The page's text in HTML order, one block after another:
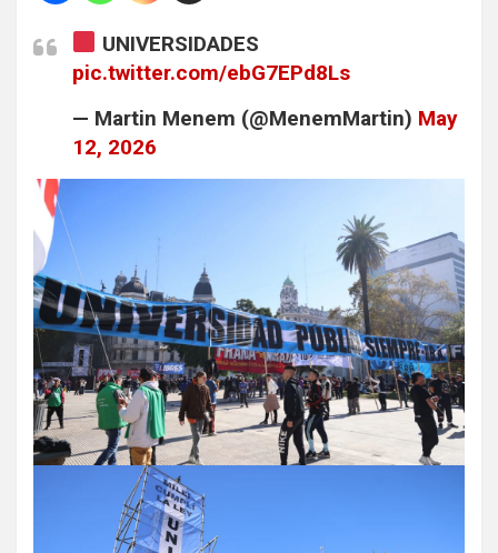
UNIVERSIDADES
pic.twitter.com/ebG7EPd8Ls
— Martin Menem (@MenemMartin) May
12, 2026